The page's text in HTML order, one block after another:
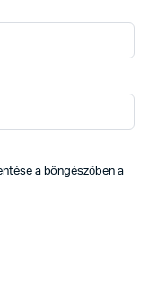
a böngészőben a